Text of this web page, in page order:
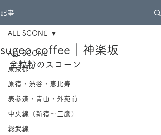
記事
ALL SCONE
東京都
原宿・渋谷・恵比寿
表参道・青山・外苑前
中央線（新宿～三鷹）
総武線
ALL SCONE
sugeo coffee｜神楽坂
全粒粉のスコーン